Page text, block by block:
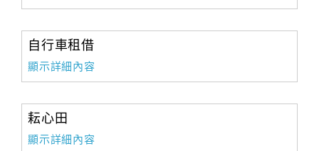
自行車租借
顯示詳細內容
耘心田
顯示詳細內容